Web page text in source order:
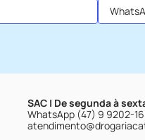
SAC | De segunda à
WhatsApp (47) 9 9202-